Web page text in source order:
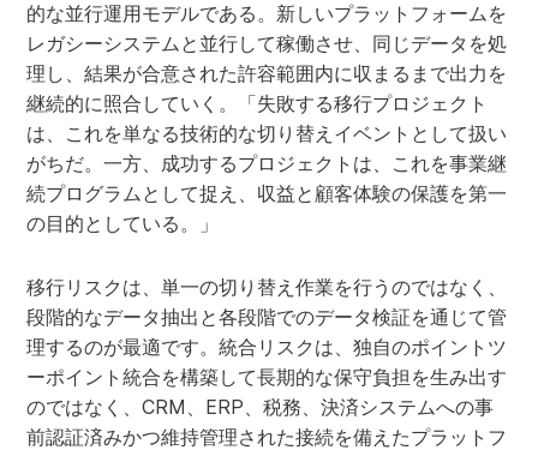
的な並行運用モデルである。新しいプラットフォームを
レガシーシステムと並行して稼働させ、同じデータを処
理し、結果が合意された許容範囲内に収まるまで出力を
継続的に照合していく。「失敗する移行プロジェクト
は、これを単なる技術的な切り替えイベントとして扱い
がちだ。一方、成功するプロジェクトは、これを事業継
続プログラムとして捉え、収益と顧客体験の保護を第一
の目的としている。」
移行リスクは、単一の切り替え作業を行うのではなく、
段階的なデータ抽出と各段階でのデータ検証を通じて管
理するのが最適です。統合リスクは、独自のポイントツ
ーポイント統合を構築して長期的な保守負担を生み出す
のではなく、CRM、ERP、税務、決済システムへの事
前認証済みかつ維持管理された接続を備えたプラットフ